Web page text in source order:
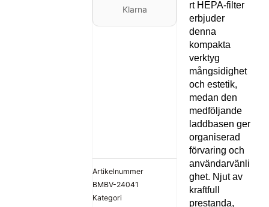
Klarna
Artikelnummer
BMBV-24041
Kategori
rt HEPA-filter
erbjuder
denna
kompakta
verktyg
mångsidighet
och estetik,
medan den
medföljande
laddbasen ger
organiserad
förvaring och
användarvänli
ghet. Njut av
kraftfull
prestanda,